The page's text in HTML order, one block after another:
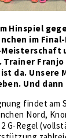
Hinspiel
im
da. Unsere
Und dann
findet am
Nord,
G-Regel